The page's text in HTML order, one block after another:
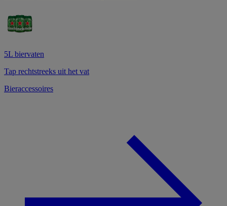
5L biervaten
Tap rechtstreeks uit het vat
Bieraccessoires